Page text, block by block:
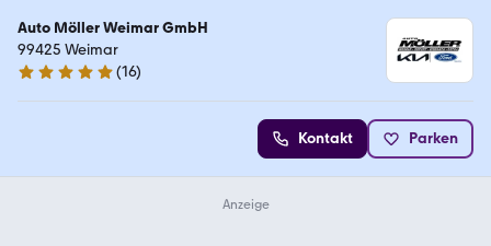
Auto Möller Weimar GmbH
99425 Weimar
5 Sterne
(16)
Kontakt Parken